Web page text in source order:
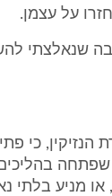
על עצמן.
שנאלצתי
בעילת נגישה על פי סעיף 60 לפקודת
שפתחה
מניע בלתי